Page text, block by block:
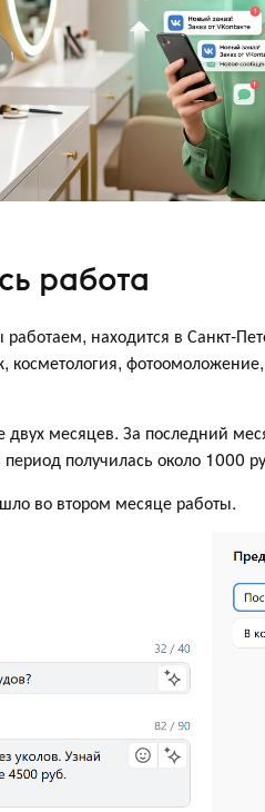
работа
находится в Санкт-
косметология,
месяцев. За последний
получилась около 1000
во втором месяце работы.